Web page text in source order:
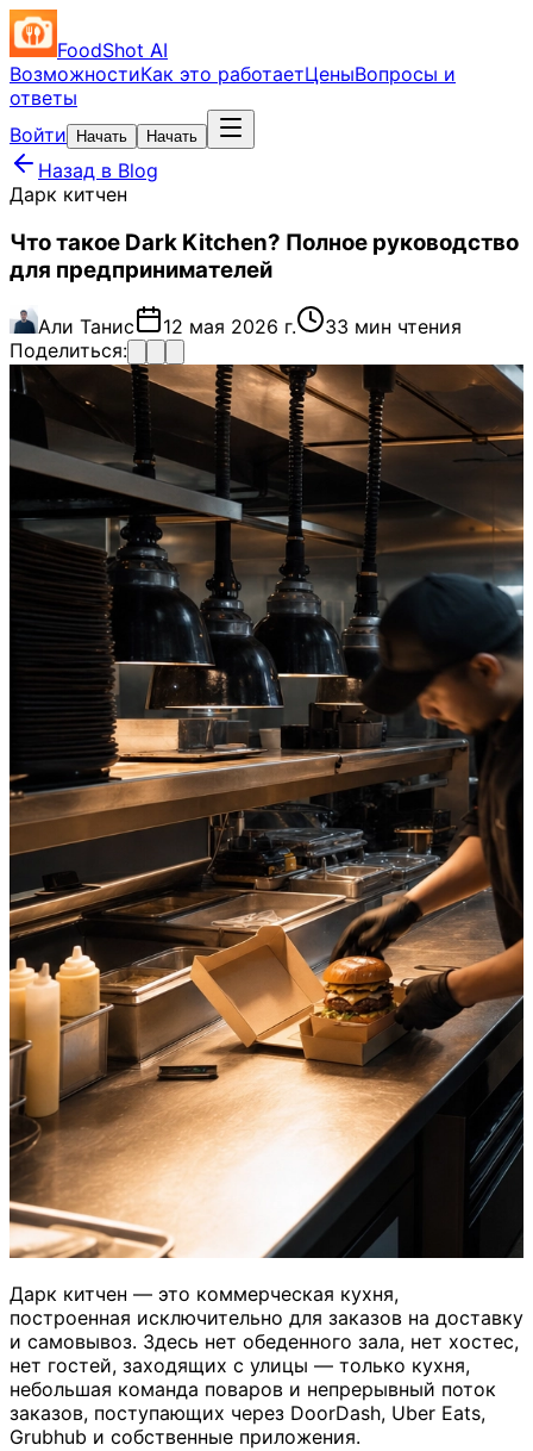
FoodShot AI
ВозможностиКак это работаетЦеныВопросы и
ответы
Войти
Начать Начать
Назад в Blog
Дарк китчен
Что такое Dark Kitchen? Полное руководство
для предпринимателей
Али Танис 12 мая 2026 г.
33 мин чтения
Поделиться:
Дарк китчен — это коммерческая кухня,
построенная исключительно для заказов на доставку
и самовывоз. Здесь нет обеденного зала, нет хостес,
нет гостей, заходящих с улицы — только кухня,
небольшая команда поваров и непрерывный поток
заказов, поступающих через DoorDash, Uber Eats,
Grubhub и собственные приложения.